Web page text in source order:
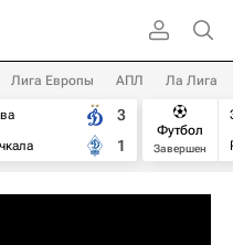
Лига Европы АПЛ Ла Лига
3
1
Футбол
Завершен